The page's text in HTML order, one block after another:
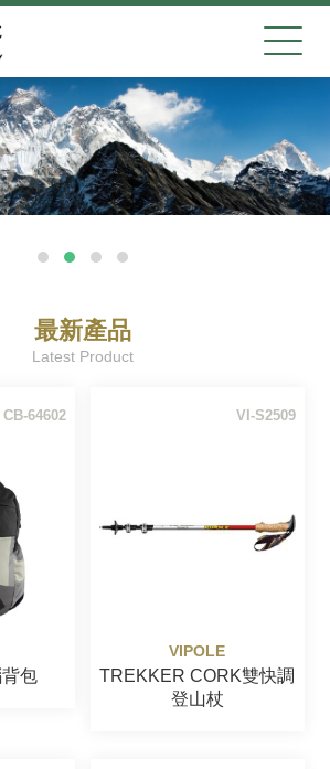
最新產品
Latest Product
CB-64602
包
VI-S2509
VIPOLE
TREKKER CORK雙快調
登山杖